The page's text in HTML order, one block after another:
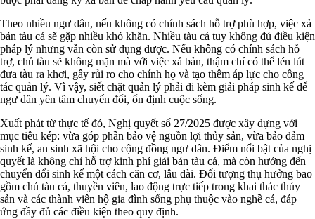
Theo nhiều ngư dân, nếu không có chính sách hỗ trợ phù hợp, việc xả
bản tàu cá sẽ gặp nhiều khó khăn. Nhiều tàu cá tuy không đủ điều kiện
pháp lý nhưng vẫn còn sử dụng được. Nếu không có chính sách hỗ
trợ, chủ tàu sẽ không mặn mà với việc xả bản, thậm chí có thể lén lút
đưa tàu ra khơi, gây rủi ro cho chính họ và tạo thêm áp lực cho công
tác quản lý. Vì vậy, siết chặt quản lý phải đi kèm giải pháp sinh kế để
ngư dân yên tâm chuyển đổi, ổn định cuộc sống.
Xuất phát từ thực tế đó, Nghị quyết số 27/2025 được xây dựng với
mục tiêu kép: vừa góp phần bảo vệ nguồn lợi thủy sản, vừa bảo đảm
sinh kế, an sinh xã hội cho cộng đồng ngư dân. Điểm nổi bật của nghị
quyết là không chỉ hỗ trợ kinh phí giải bản tàu cá, mà còn hướng đến
chuyển đổi sinh kế một cách căn cơ, lâu dài. Đối tượng thụ hưởng bao
gồm chủ tàu cá, thuyền viên, lao động trực tiếp trong khai thác thủy
sản và các thành viên hộ gia đình sống phụ thuộc vào nghề cá, đáp
ứng đầy đủ các điều kiện theo quy định.